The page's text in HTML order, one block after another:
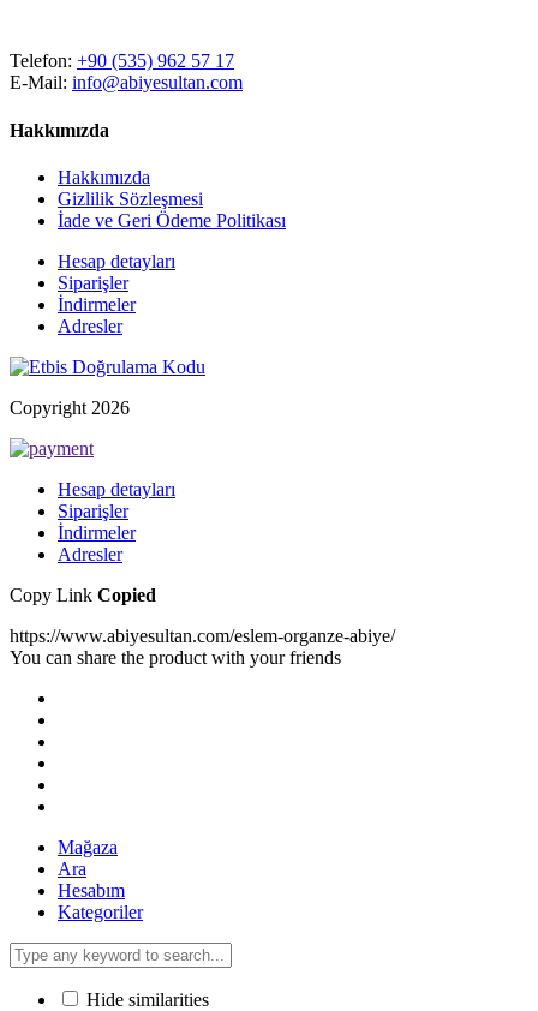
Telefon: +90 (535) 962 57 17
E-Mail: info@abiyesultan.com
Hakkımızda
Hakkımızda
Gizlilik Sözleşmesi
İade ve Geri Ödeme Politikası
Hesap detayları
Siparişler
İndirmeler
Adresler
Copyright 2026
Hesap detayları
Siparişler
İndirmeler
Adresler
Copy Link Copied
https://www.abiyesultan.com/eslem-organze-abiye/
You can share the product with your friends
Mağaza
Ara
Hesabım
Kategoriler
Hide similarities